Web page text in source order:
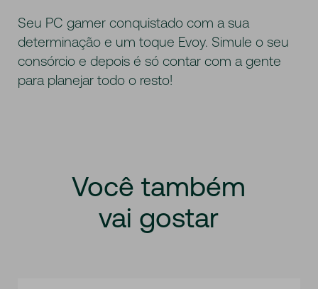
Seu PC gamer conquistado com a sua
determinação e um toque Evoy. Simule o seu
consórcio e depois é só contar com a gente
para planejar todo o resto!
Você também
vai gostar